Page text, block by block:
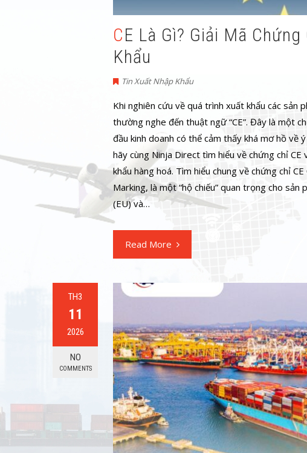
CE Là Gì? Giải Mã Chứng Chỉ CE Trong Xuất Nhập
Khẩu
Tin Xuất Nhập Khẩu
Khi nghiên cứu về quá trình xuất khẩu các sản
thường nghe đến thuật ngữ “CE”. Đây là một
đầu kinh doanh có thể cảm thấy khá mơ hồ về
hãy cùng Ninja Direct tìm hiểu về chứng chỉ
khẩu hàng hoá. Tìm hiểu chung về chứng chỉ
Marking, là một “hộ chiếu” quan trọng cho
(EU) và…
Read More
TH3
11
2026
NO
COMMENTS